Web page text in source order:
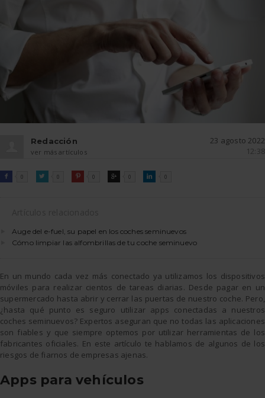
Redacción
ver más artículos
23 agosto 2022
12:38

FACEBOOK
0 
TWITTER0 
PINTEREST
0 
GOOGLE0 
LINKEDIN
0
Auge del e-fuel, su papel en los coches seminuevos
Cómo limpiar las alfombrillas de tu coche seminuevo
En un mundo cada vez más conectado ya utilizamos los dispositivos
móviles para realizar cientos de tareas diarias. Desde pagar en un
supermercado hasta abrir y cerrar las puertas de nuestro coche. Pero,
¿hasta qué punto es seguro utilizar apps conectadas a nuestros
coches seminuevos? Expertos aseguran que no todas las aplicaciones
son fiables y que siempre optemos por utilizar herramientas de los
fabricantes oficiales. En este artículo te hablamos de algunos de los
riesgos de fiarnos de empresas ajenas.
Apps para vehículos